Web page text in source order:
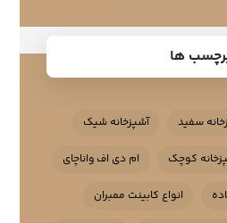
ها
سفید آشپزخانه شیک
کوچک ام دی اف واناچای
انواع کابینت ممبران